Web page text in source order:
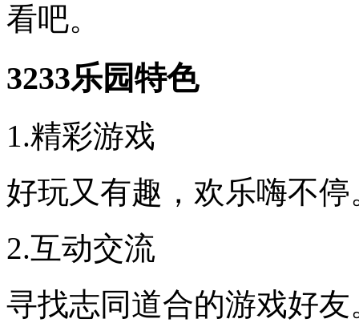
看吧。
3233乐园特色
1.精彩游戏
好玩又有趣，欢乐嗨不停
2.互动交流
寻找志同道合的游戏好友